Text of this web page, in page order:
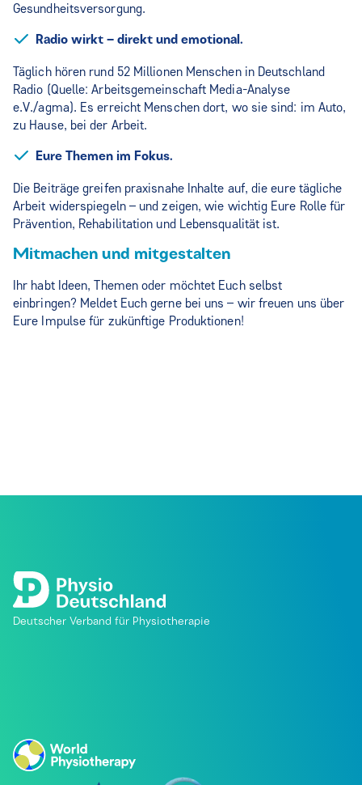
Gesundheitsversorgung.
Radio wirkt – direkt und emotional.
Täglich hören rund 52 Millionen Menschen in Deutschland
Radio (Quelle: Arbeitsgemeinschaft Media-Analyse
e.V./agma). Es erreicht Menschen dort, wo sie sind: im Auto,
zu Hause, bei der Arbeit.
Eure Themen im Fokus.
Die Beiträge greifen praxisnahe Inhalte auf, die eure tägliche
Arbeit widerspiegeln – und zeigen, wie wichtig Eure Rolle für
Prävention, Rehabilitation und Lebensqualität ist.
Mitmachen und mitgestalten
Ihr habt Ideen, Themen oder möchtet Euch selbst
einbringen? Meldet Euch gerne bei uns – wir freuen uns über
Eure Impulse für zukünftige Produktionen!
Deutscher Verband für Physiotherapie